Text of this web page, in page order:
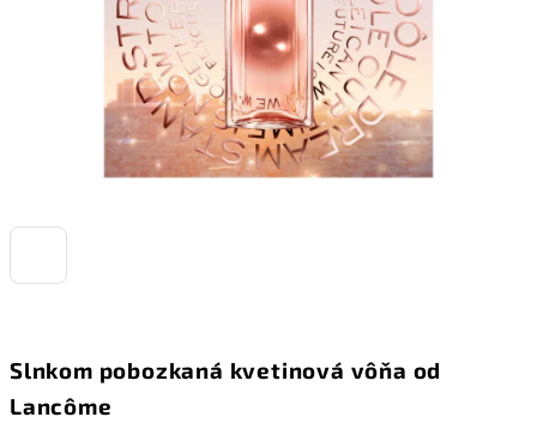
Slnkom pobozkaná kvetinová vôňa od
Lancôme